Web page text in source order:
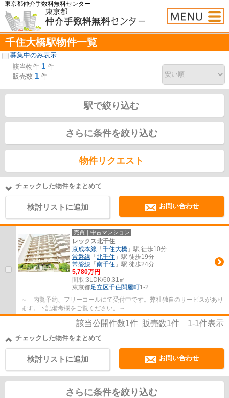
東京都仲介手数料無料センター
千住大橋駅物件一覧
募集中のみ表示
該当物件 1 件
販売数 1 件
駅で絞り込む
さらに条件を絞り込む
物件リクエスト
チェックした物件をまとめて
検討リストに追加 お問い合わせ
売買｜中古マンション
レックス北千住
京成本線 「 千住大橋 」駅 徒歩10分
常磐線 「 北千住 」駅 徒歩19分
常磐線 「 南千住 」駅 徒歩24分
5,780万円
間取:3LDK/60.31㎡
東京都足立区千住関屋町1-2
～ 内覧予約、フリーコールにて受付中です。弊社独自のサービスがあり
ます。下記備考欄をご覧ください。～
該当公開件数1件 販売数1件 1-1件表示
チェックした物件をまとめて
お問い合わせ
検討リストに追加
さらに条件を絞り込む